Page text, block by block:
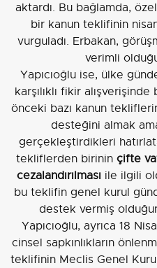
aktardı. Bu bağlamda,
bir kanun teklifinin
vurguladı. Erbakan,
verimli
Yapıcıoğlu ise, ülke
karşılıklı fikir
önceki bazı kanun
desteğini almak
gerçekleştirdikleri
tekliflerden birinin çifte
cezalandırılması ile ilgili
bu teklifin genel kurul
destek vermiş
Yapıcıoğlu, ayrıca 18
cinsel sapkınlıkların
teklifinin Meclis Genel